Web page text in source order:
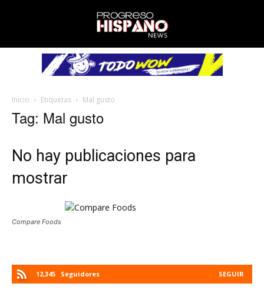
Inicio Etiquetas Mal gusto
Tag: Mal gusto
No hay publicaciones para
mostrar
Compare Foods
12,345 Seguidores SEGUIR